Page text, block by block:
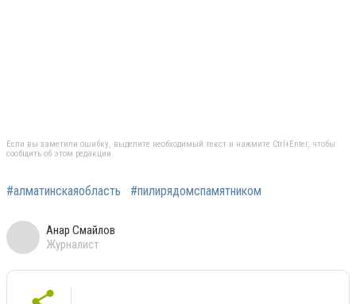
Если вы заметили ошибку, выделите необходимый текст и нажмите Ctrl+Enter, чтобы
сообщить об этом редакции
#алматинскаяобласть #пилирядомспамятником
Анар Смайлов
Журналист